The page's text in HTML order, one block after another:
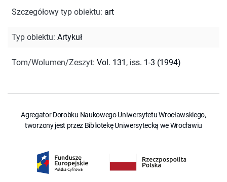
Szczegółowy typ obiektu: art
Typ obiektu: Artykuł
Tom/Wolumen/Zeszyt: Vol. 131, iss. 1-3 (1994)
Agregator Dorobku Naukowego Uniwersytetu Wrocławskiego,
tworzony jest przez Bibliotekę Uniwersytecką we Wrocławiu